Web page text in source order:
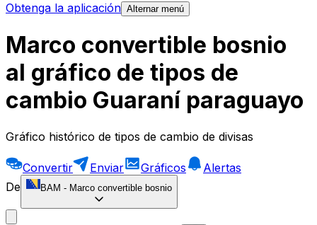
Obtenga la aplicación Alternar menú
Marco convertible bosnio
al gráfico de tipos de
cambio Guaraní paraguayo
Gráfico histórico de tipos de cambio de divisas
Convertir Enviar Gráficos
Alertas
De
BAM - Marco convertible bosnio